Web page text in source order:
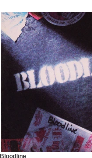
Bloodline